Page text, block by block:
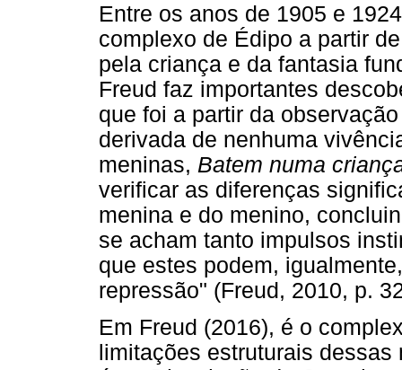
Entre os anos de 1905 e
complexo de Édipo a partir
pela criança e da fantasia
Freud faz importantes
que foi a partir da
derivada de nenhuma
meninas, Batem numa
verificar as diferenças
menina e do menino,
se acham tanto impulsos
que estes podem,
repressão" (Freud, 2010, p.
Em Freud (2016), é o
limitações estruturais